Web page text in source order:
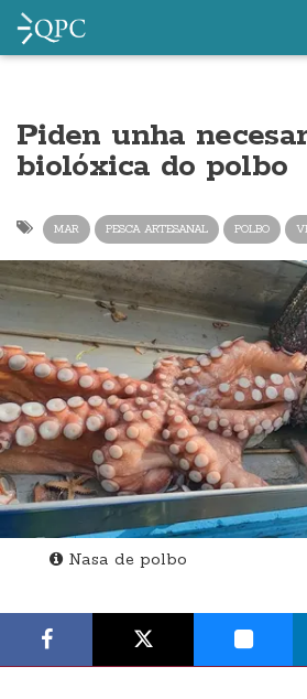
Piden unha
biolóxica do polbo
MAR PESCA ARTESANAL POLBO
Nasa de polbo